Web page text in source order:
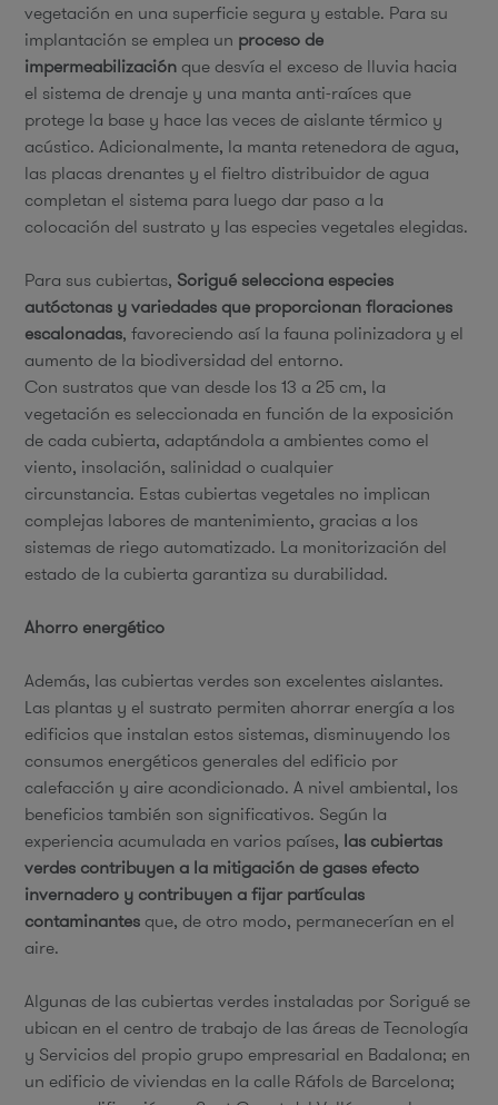
vegetación en una superficie segura y estable. Para su
implantación se emplea un proceso de
impermeabilizaciónque desvía el exceso de lluvia hacia
el sistema de drenaje y una manta anti-raíces que
protege la base y hace las veces de aislante térmico y
acústico. Adicionalmente, la manta retenedora de agua,
las placas drenantes y el fieltro distribuidor de agua
completan el sistema para luego dar paso a la
colocación del sustrato y las especies vegetales elegidas.
Para sus cubiertas, Sorigué selecciona especies
autóctonas y variedades que proporcionan floraciones
escalonadas, favoreciendo así la fauna polinizadora y el
aumento de la biodiversidad del entorno.
Con sustratos que van desde los 13 a 25 cm, la
vegetación es seleccionada en función de la exposición
de cada cubierta, adaptándola a ambientes como el
viento, insolación, salinidad o cualquier
circunstancia. Estas cubiertas vegetales no implican
complejas labores de mantenimiento, gracias a los
sistemas de riego automatizado. La monitorización del
estado de la cubierta garantiza su durabilidad.
Ahorro energético
Además, las cubiertas verdes son excelentes aislantes.
Las plantas y el sustrato permiten ahorrar energía a los
edificios que instalan estos sistemas, disminuyendo los
consumos energéticos generales del edificio por
calefacción y aire acondicionado. A nivel ambiental, los
beneficios también son significativos. Según la
experiencia acumulada en varios países, las cubiertas
verdes contribuyen a la mitigación de gases efecto
invernadero y contribuyen a fijar partículas
contaminantes que, de otro modo, permanecerían en el
aire.
Algunas de las cubiertas verdes instaladas por Sorigué se
ubican en el centro de trabajo de las áreas de Tecnología
y Servicios del propio grupo empresarial en Badalona; en
un edificio de viviendas en la calle Ráfols de Barcelona;